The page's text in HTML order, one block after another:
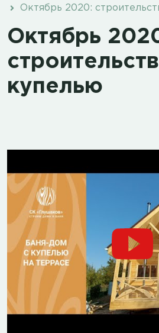
Октябрь 2020:
Октябрь
купелью